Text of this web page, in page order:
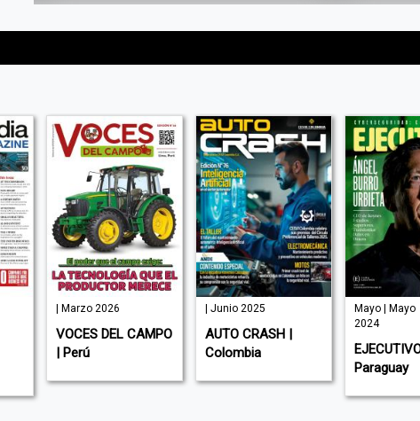
| Marzo 2026
VOCES DEL CAMPO
| Perú
| Junio 2025
AUTO CRASH |
Colombia
Mayo | Mayo
2024
Paraguay